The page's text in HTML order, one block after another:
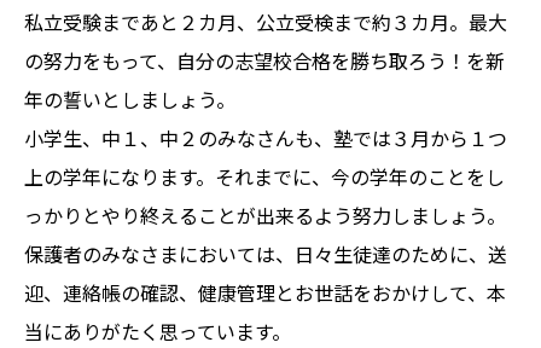
私立受験まであと２カ月、公立受検まで約３カ月。最大
の努力をもって、自分の志望校合格を勝ち取ろう！を新
年の誓いとしましょう。
小学生、中１、中２のみなさんも、塾では３月から１つ
上の学年になります。それまでに、今の学年のことをし
っかりとやり終えることが出来るよう努力しましょう。
保護者のみなさまにおいては、日々生徒達のために、送
迎、連絡帳の確認、健康管理とお世話をおかけして、本
当にありがたく思っています。